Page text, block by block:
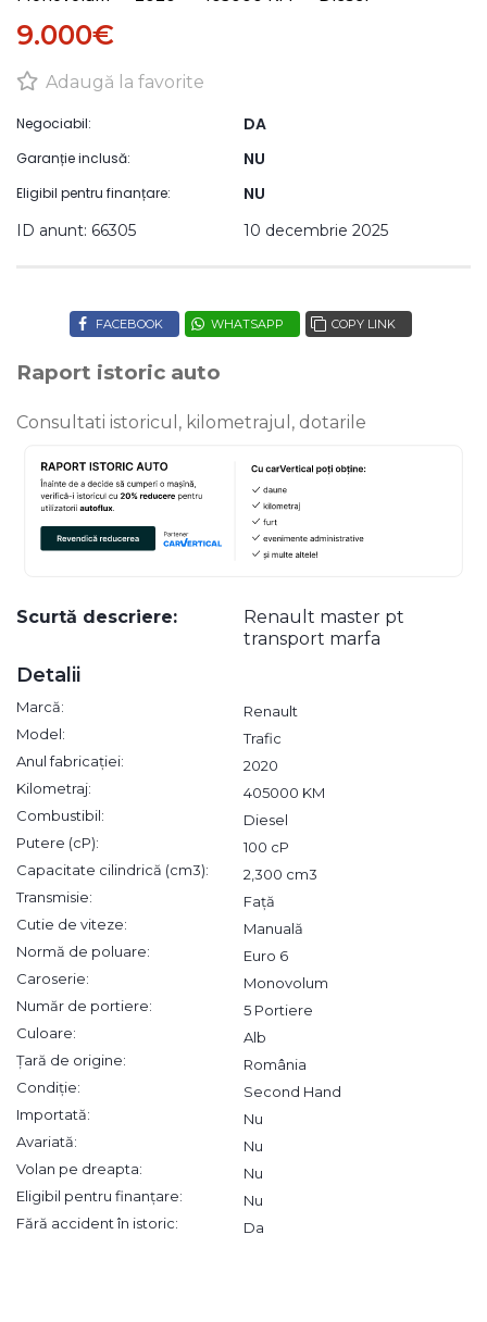
9.000€
Adaugă la favorite
Negociabil: DA
Garanție inclusă: NU
Eligibil pentru finanțare: NU
ID anunt: 66305 10 decembrie 2025
FACEBOOK WHATSAPP COPY LINK
Raport istoric auto
Consultati istoricul, kilometrajul, dotarile
Scurtă descriere:
Renault master pt
transport marfa
Detalii
Marcă:
Renault
Model:
Trafic
Anul fabricației:
2020
Kilometraj:
405000 KM
Combustibil:
Diesel
Putere (cP):
100 cP
Capacitate cilindrică (cm3):
2,300 cm3
Transmisie:
Față
Cutie de viteze:
Manuală
Normă de poluare:
Euro 6
Caroserie:
Monovolum
Număr de portiere:
5 Portiere
Culoare:
Alb
Țară de origine:
România
Condiție:
Second Hand
Importată:
Nu
Avariată:
Nu
Volan pe dreapta:
Nu
Eligibil pentru finanțare:
Nu
Fără accident în istoric:
Da